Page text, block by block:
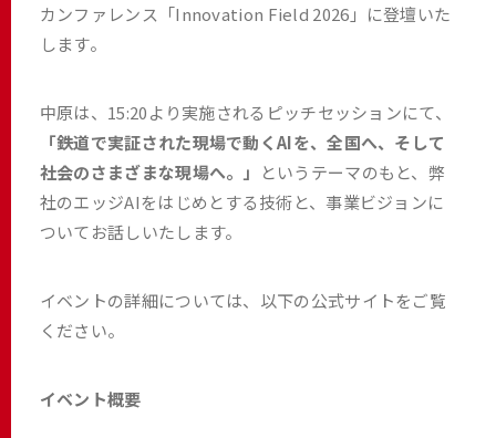
カンファレンス「Innovation Field 2026」に登壇いた
します。
中原は、15:20より実施されるピッチセッションにて、
「鉄道で実証された現場で動くAIを、全国へ、そして
社会のさまざまな現場へ。」
というテーマのもと、弊
社のエッジAIをはじめとする技術と、事業ビジョンに
ついてお話しいたします。
イベントの詳細については、以下の公式サイトをご覧
ください。
イベント概要